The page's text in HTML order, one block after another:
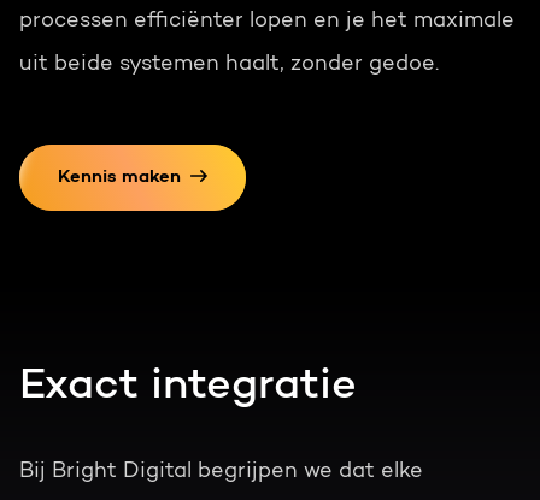
processen efficiënter lopen en je het maximale
uit beide systemen haalt, zonder gedoe.
Kennis maken
Exact integratie
Bij Bright Digital begrijpen we dat elke